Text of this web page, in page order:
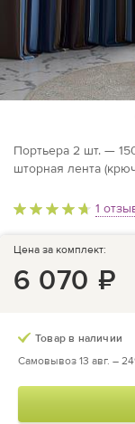
Портьера 2 шт. —
шторная лента
1
Цена за комплект:
6 070 ₽
Товар в наличии
Самовывоз 13 авг. –